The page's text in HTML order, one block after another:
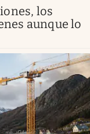
los
aunque lo